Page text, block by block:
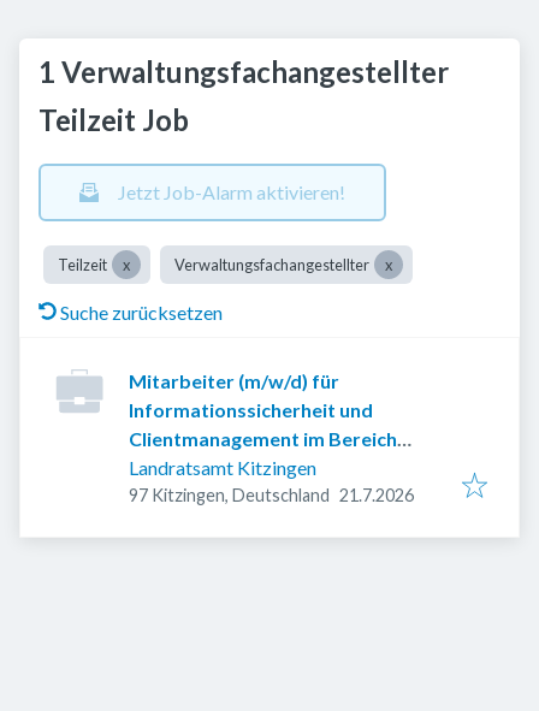
1 Verwaltungsfachangestellter
Teilzeit Job
Jetzt Job-Alarm aktivieren!
Teilzeit Verwaltungsfachangestellter
Suche zurücksetzen
Mitarbeiter (m/w/d) für
Informationssicherheit und
Clientmanagement im Bereich
Informations- und
Kommunikationstechnik (IuK)
Landratsamt Kitzingen
97 Kitzingen, Deutschland Veröffentlicht
21.7.2026